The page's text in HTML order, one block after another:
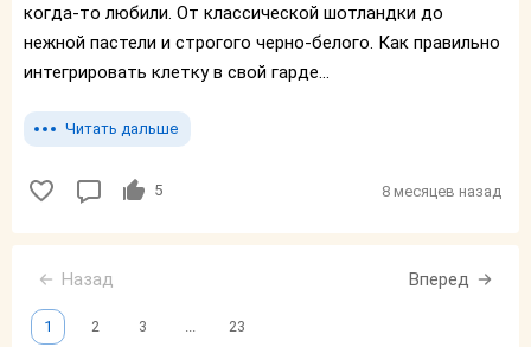
когда-то любили. От классической шотландки до
нежной пастели и строгого черно-белого. Как правильно
интегрировать клетку в свой гарде...
Читать дальше
5 8 месяцев назад
Назад Вперед
1 2 3 ... 23